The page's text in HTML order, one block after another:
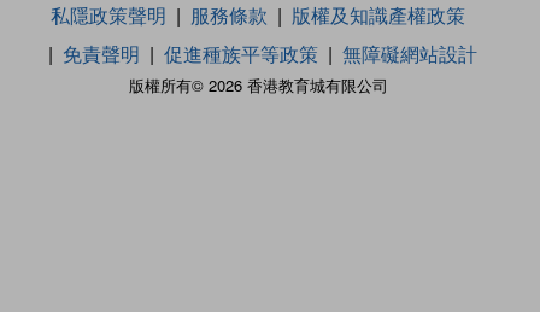
版權所有© 2026 香港教育城有限公司
私隱政策聲明 服務條款
版權及知識產權政策
免責聲明
促進種族平等政策 無障礙網站設計